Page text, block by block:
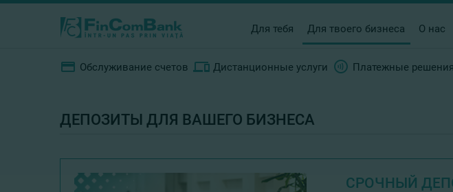
Для тебя Для твоего бизнеса О нас
Обслуживание счетов Дистанционные услуги Платежные решения
ДЕПОЗИТЫ ДЛЯ ВАШЕГО БИЗНЕСА
СРОЧНЫЙ